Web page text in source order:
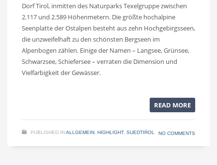
Dorf Tirol, inmitten des Naturparks Texelgruppe zwischen
2.117 und 2.589 Höhenmetern. Die größte hochalpine
Seenplatte der Ostalpen besteht aus zehn Hochgebirgsseen,
die unzweifelhaft zu den schönsten Bergseen im
Alpenbogen zählen. Einige der Namen – Langsee, Grünsee,
Schwarzsee, Schiefersee – verraten die Dimension und
Vielfarbigkeit der Gewässer.
READ MORE
PUBLISHED INALLGEMEIN, HIGHLIGHT, SUEDTIROL NO COMMENTS